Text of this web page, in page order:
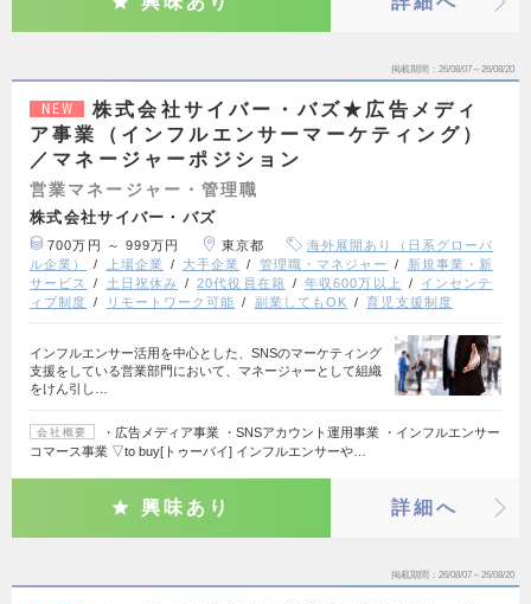
掲載期間 26/08/07～26/08/20
NEW
株式会社サイバー・バズ★広告メディ
ア事業（インフルエンサーマーケティング）
／マネージャーポジション
営業マネージャー・管理職
株式会社サイバー・バズ
700万円 ～ 999万円 東京都
海外展開あり（日系グローバ
ル企業）
上場企業 大手企業 管理職・マネジャー
新規事業・新
サービス
土日祝休み 20代役員在籍 年収600万以上
インセンテ
ィブ制度
リモートワーク可能 副業してもOK 育児支援制度
インフルエンサー活用を中心とした、SNSのマーケティング
支援をしている営業部門において、マネージャーとして組織
をけん引し…
会社概要
・広告メディア事業 ・SNSアカウント運用事業 ・インフルエンサー
コマース事業 ▽to buy[トゥーバイ] インフルエンサーや…
興味あり 詳細へ
掲載期間 26/08/07～26/08/20